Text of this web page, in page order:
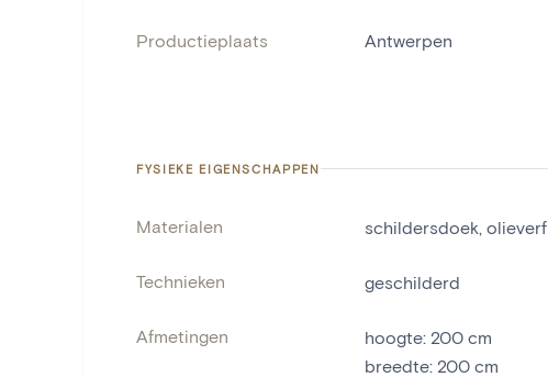
Productieplaats Antwerpen
FYSIEKE EIGENSCHAPPEN
Materialen schildersdoek olieverf
Technieken geschilderd
Afmetingen hoogte: 200 cm
breedte: 200 cm